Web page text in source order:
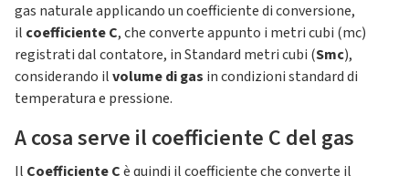
gas naturale applicando un coefficiente di conversione,
il coefficiente C, che converte appunto i metri cubi (mc)
registrati dal contatore, in Standard metri cubi (Smc),
considerando ilvolume di gas in condizioni standard di
temperatura e pressione.
A cosa serve il coefficiente C del gas
Il Coefficiente Cè quindi il coefficiente che converte il